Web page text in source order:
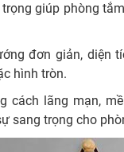
giúp phòng
đơn giản, diện
hình tròn.
cách lãng mạn,
sang trọng cho